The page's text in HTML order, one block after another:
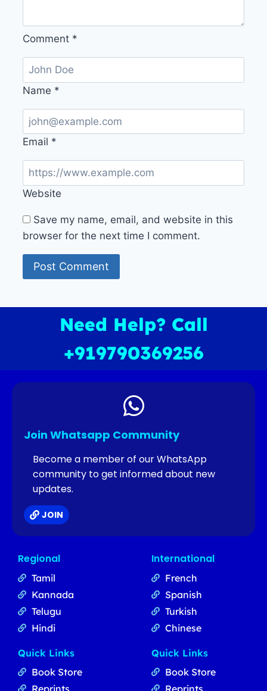
Comment *
Name *
Email *
Website
Save my name, email, and website in this
browser for the next time I comment.
Need Help? Call
+919790369256
Join Whatsapp Community
Become a member of our WhatsApp
community to get informed about new
updates.
JOIN
Regional
Tamil
Kannada
Telugu
Hindi
International
French
Spanish
Turkish
Chinese
Quick Links
Book Store
Quick Links
Book Store